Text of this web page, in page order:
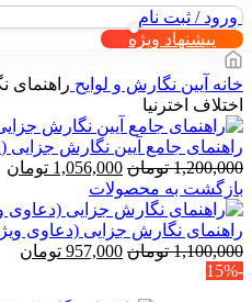
ورود / ثبت نام
پیشنهاد ویژه
خانه آیین نگارش و لوایح
اختلاف اخترنیا
راهنمای جامع آیین نگارش جزایی (2) جلد سوم اخترنیا
1,200,000 تومان قیمت
اصلی
1,200,000 تومان
بود.
1,056,000 تومان
بازگشت به محصولات
راهنمای نگارش جزایی (دعاوی
1,100,000 تومان قیمت
957,000 تومان
-15%